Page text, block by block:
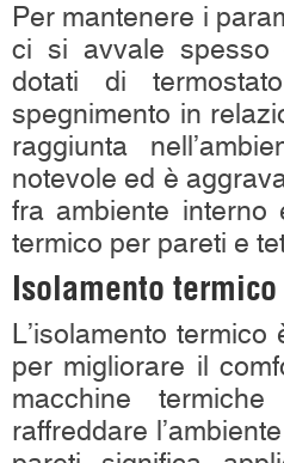
Per mantenere i
ci si avvale spesso
dotati di
spegnimento in
raggiunta
notevole ed è
fra ambiente interno
termico per pareti e
Isolamento
L’isolamento
per migliorare il
macchine
raffreddare